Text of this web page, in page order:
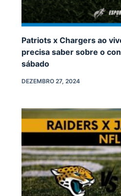
Patriots x Chargers ao
precisa saber sobre o
sábado
DEZEMBRO 27, 2024